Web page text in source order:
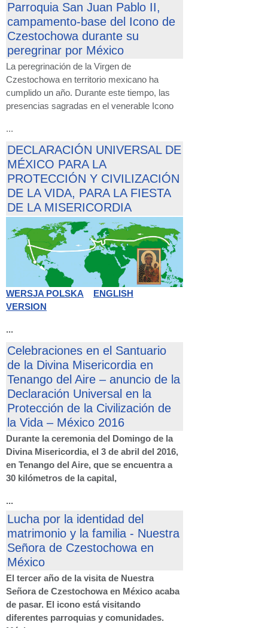
Parroquia San Juan Pablo II,
campamento-base del Icono de
Czestochowa durante su
peregrinar por México
La peregrinación de la Virgen de
Czestochowa en territorio mexicano ha
cumplido un año. Durante este tiempo, las
presencias sagradas en el venerable Icono
...
DECLARACIÓN UNIVERSAL DE
MÉXICO PARA LA
PROTECCIÓN Y CIVILIZACIÓN
DE LA VIDA, PARA LA FIESTA
DE LA MISERICORDIA
WERSJA POLSKA
ENGLISH
VERSION
...
Celebraciones en el Santuario
de la Divina Misericordia en
Tenango del Aire – anuncio de la
Declaración Universal en la
Protección de la Civilización de
la Vida – México 2016
Durante la ceremonia del Domingo de la
Divina Misericordia, el 3 de abril del 2016,
en Tenango del Aire, que se encuentra a
30 kilómetros de la capital,
...
Lucha por la identidad del
matrimonio y la familia - Nuestra
Señora de Czestochowa en
México
El tercer año de la visita de Nuestra
Señora de Czestochowa en México acaba
de pasar. El icono está visitando
diferentes parroquias y comunidades.